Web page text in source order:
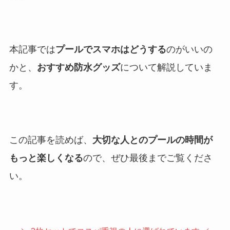
本記事ではプールでスマホはどうするのがいいの
かと、 おすすめ防水グッズについて解説していま
す。
この記事を読めば、 大切な人とのプールの時間が
もっと楽しくなるので、ぜひ最後までご覧くださ
い。